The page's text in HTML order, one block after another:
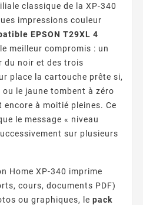
classique de la XP-340
impressions couleur
EPSON T29XL 4
meilleur compromis : un
du noir et des trois
place la cartouche prête si,
le jaune tombent à zéro
à moitié pleines. Ce
le message « niveau
sur plusieurs
Home XP-340 imprime
cours, documents PDF)
ou graphiques, le pack